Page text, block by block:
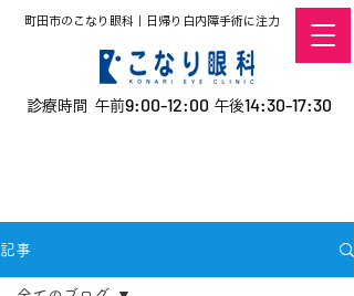
町田市のこなり眼科｜日帰り白内障手術に注力
診療時間 午前9:00-12:00 午後14:30-17:30
記事